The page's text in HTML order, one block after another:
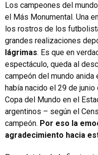
Los campeones del
el Más Monumental. Una
los rostros de los
grandes realizaciones
lágrimas. Es que en
espectáculo, queda al
campeón del mundo
había nacido el 29 de
Copa del Mundo en el
argentinos – según el
campeón. Por eso la
agradecimiento hacia